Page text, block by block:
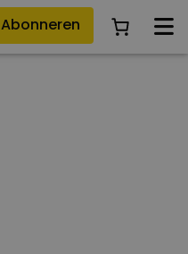
Abonneren